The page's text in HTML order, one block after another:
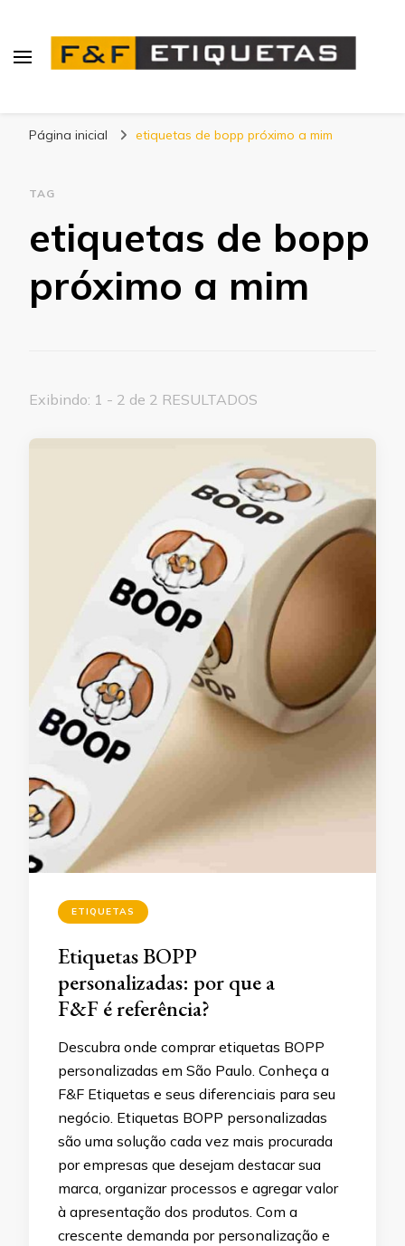
Página inicial etiquetas de bopp próximo a mim
TAG
etiquetas de bopp
próximo a mim
Exibindo: 1 - 2 de 2 RESULTADOS
ETIQUETAS
Etiquetas BOPP
personalizadas: por que a
F&F é referência?
Descubra onde comprar etiquetas BOPP
personalizadas em São Paulo. Conheça a
F&F Etiquetas e seus diferenciais para seu
negócio. Etiquetas BOPP personalizadas
são uma solução cada vez mais procurada
por empresas que desejam destacar sua
marca, organizar processos e agregar valor
à apresentação dos produtos. Com a
crescente demanda por personalização e